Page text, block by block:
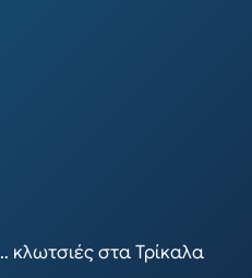
κλωτσιές στα Τρίκαλα